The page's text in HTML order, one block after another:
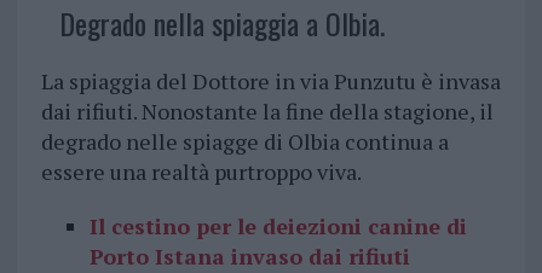
Degrado nella spiaggia a Olbia.
La spiaggia del Dottore in via Punzutu è invasa
dai rifiuti. Nonostante la fine della stagione, il
degrado nelle spiagge di Olbia continua a
essere una realtà purtroppo viva.
Il cestino per le deiezioni canine di
Porto Istana invaso dai rifiuti